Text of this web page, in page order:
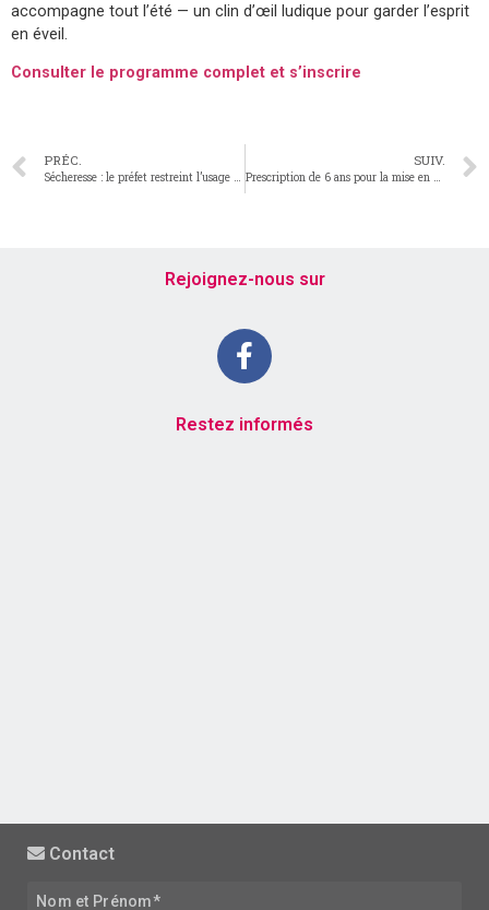
accompagne tout l’été — un clin d’œil ludique pour garder l’esprit
en éveil.
Consulter le programme complet et s’inscrire
PRÉC.
Sécheresse : le préfet restreint l’usage de l’eau
SUIV.
Prescription de 6 ans pour la mise en demeure avec astreinte
Rejoignez-nous sur
Restez informés
Contact